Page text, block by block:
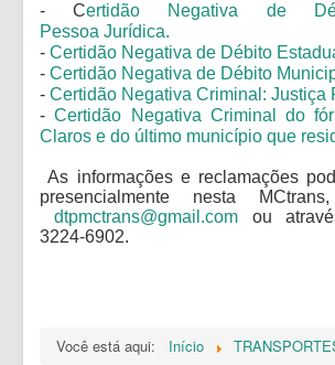
- Certidão Negativa de
Pessoa Jurídica.
- Certidão Negativa de Débito
- Certidão Negativa de Débito
- Certidão Negativa Criminal: Justiça
-Certidão Negativa Criminal do
Claros e do último município que
As informações e reclamações
presencialmente nesta
dtpmctrans@gmail.comou
3224-6902.
Você está aqui: Início